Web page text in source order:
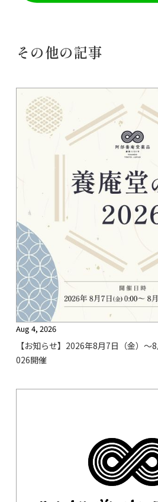
その他の記事
Aug 4, 2026
【お知らせ】2026年8月7日（金）
026開催